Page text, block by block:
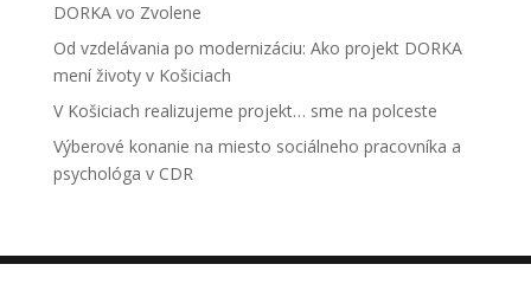
DORKA vo Zvolene
Od vzdelávania po modernizáciu: Ako projekt DORKA
mení životy v Košiciach
V Košiciach realizujeme projekt… sme na polceste
Výberové konanie na miesto sociálneho pracovníka a
psychológa v CDR